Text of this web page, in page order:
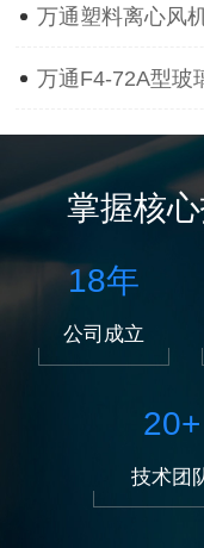
万通塑料离心风机 电
万通F4-72A型玻璃
掌握核
18年
公司成立
20+
技术团